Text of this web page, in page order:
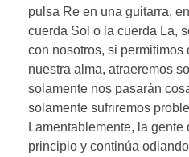
pulsa Re en una guitarra,
cuerda Sol o la cuerda La,
con nosotros, si permitimos
nuestra alma, atraeremos
solamente nos pasarán
solamente sufriremos
Lamentablemente, la
principio y continúa